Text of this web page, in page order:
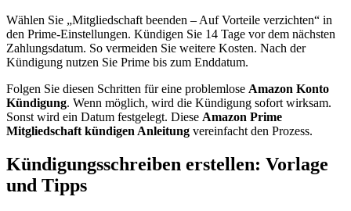
Wählen Sie „Mitgliedschaft beenden – Auf Vorteile verzichten“ in
den Prime-Einstellungen. Kündigen Sie 14 Tage vor dem nächsten
Zahlungsdatum. So vermeiden Sie weitere Kosten. Nach der
Kündigung nutzen Sie Prime bis zum Enddatum.
Folgen Sie diesen Schritten für eine problemlose Amazon Konto
Kündigung. Wenn möglich, wird die Kündigung sofort wirksam.
Sonst wird ein Datum festgelegt. Diese Amazon Prime
Mitgliedschaft kündigen Anleitung vereinfacht den Prozess.
Kündigungsschreiben erstellen: Vorlage
und Tipps